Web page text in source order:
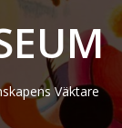
Väktare